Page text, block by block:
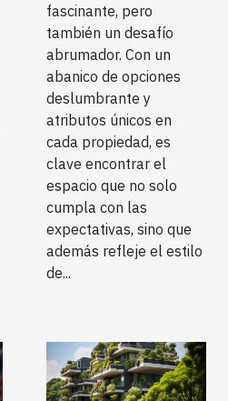
fascinante, pero
también un desafío
abrumador. Con un
abanico de opciones
deslumbrante y
atributos únicos en
cada propiedad, es
clave encontrar el
espacio que no solo
cumpla con las
expectativas, sino que
además refleje el estilo
de...